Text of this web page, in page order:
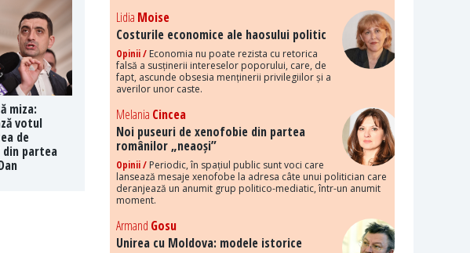
miza:
votul
de
partea
Lidia Moise
Costurile economice ale haosului politic
Opinii / Economia nu poate rezista cu retorica
falsă a susținerii intereselor poporului, care, de
fapt, ascunde obsesia menținerii privilegiilor și a
averilor unor caste.
Melania Cincea
Noi puseuri de xenofobie din partea
românilor „neaoși”
Opinii / Periodic, în spațiul public sunt voci care
lansează mesaje xenofobe la adresa câte unui politician care
deranjează un anumit grup politico-mediatic, într-un anumit
moment.
Armand Gosu
Unirea cu Moldova: modele istorice